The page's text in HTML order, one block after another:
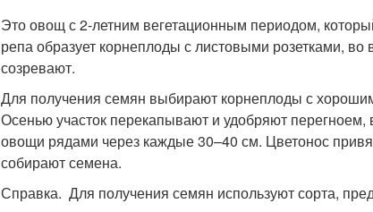
Это овощ с 2-летним вегетационным периодом,
репа образует корнеплоды с листовыми розетками, во
созревают.
Для получения семян выбирают корнеплоды с
Осенью участок перекапывают и удобряют
овощи рядами через каждые 30–40 см. Цветонос
собирают семена.
Справка. Для получения семян используют сорта,